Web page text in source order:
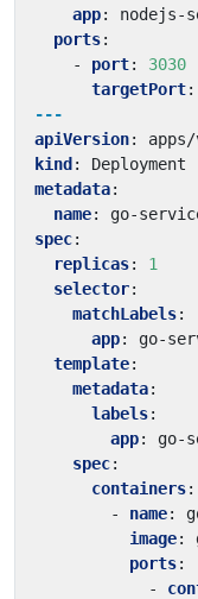
app:
nodejs-
ports:
- port:
3030
targetPort:
---
apiVersion:
apps/
kind :
Deployment
metadata:
name:
go-
spec:
replicas:
1
selector:
matchLabels:
app:
go-
template:
metadata:
labels:
app:
go-
spec:
containers:
- name:
image:
ports:
-